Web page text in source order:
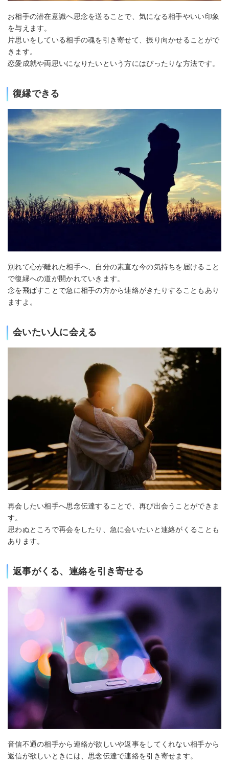
お相手の潜在意識へ思念を送ることで、気になる相手やいい印象
を与えます。
片思いをしている相手の魂を引き寄せて、振り向かせることがで
きます。
恋愛成就や両思いになりたいという方にはぴったりな方法です。
復縁できる
別れて心が離れた相手へ、自分の素直な今の気持ちを届けること
で復縁への道が開かれていきます。
念を飛ばすことで急に相手の方から連絡がきたりすることもあり
ますよ。
会いたい人に会える
再会したい相手へ思念伝達することで、再び出会うことができま
す。
思わぬところで再会をしたり、急に会いたいと連絡がくることも
あります。
返事がくる、連絡を引き寄せる
音信不通の相手から連絡が欲しいや返事をしてくれない相手から
返信が欲しいときには、思念伝達で連絡を引き寄せます。